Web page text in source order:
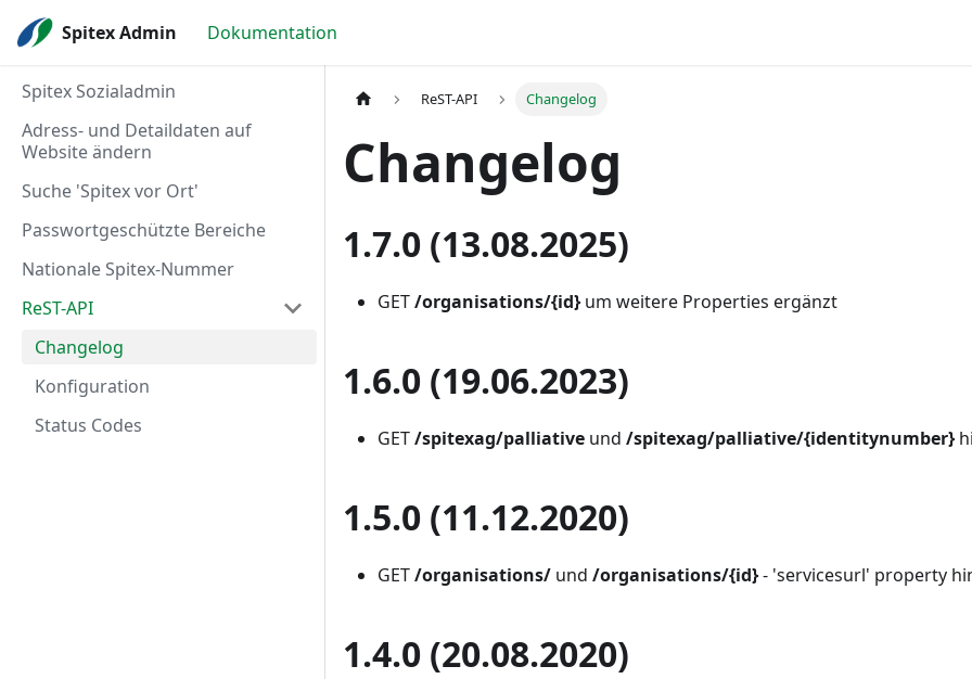
Spitex Admin Dokumentation
Spitex Sozialadmin
Adress- und Detaildaten auf
Website ändern
Suche 'Spitex vor Ort'
Passwortgeschützte Bereiche
Nationale Spitex-Nummer
ReST-API
Changelog
Konfiguration
Status Codes
ReST-API Changelog
Changelog
1.7.0 (13.08.2025)
GET/organisations/{id} um weitere Properties ergänzt
1.6.0 (19.06.2023)
GET/spitexag/palliative und /spitexag/palliative/{identitynumber}
1.5.0 (11.12.2020)
GET/organisations/ und /organisations/{id}- 'servicesurl' property
1.4.0 (20.08.2020)